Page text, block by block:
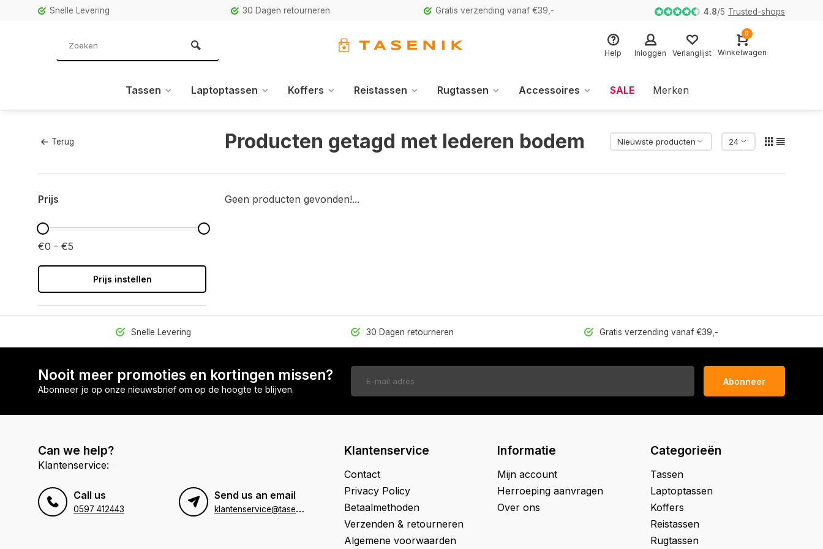
Snelle Levering 30 Dagen retourneren Gratis verzending vanaf €39,- 4.8/5 Trusted-shops
Help Inloggen Verlanglijst
0
Winkelwagen
Tassen Laptoptassen Koffers Reistassen Rugtassen Accessoires SALE Merken
Terug Producten getagd met lederen bodem
Prijs
€0 - €5
Prijs instellen
Geen producten gevonden!...
Snelle Levering 30 Dagen retourneren Gratis verzending vanaf €39,-
Nooit meer promoties en kortingen missen?
Abonneer je op onze nieuwsbrief om op de hoogte te blijven.
Abonneer
Can we help?
Klantenservice:
Call us
0597 412443
Send us an email
k
lantenservice@tasenik.nl
Klantenservice
Contact
Privacy Policy
Betaalmethoden
Verzenden & retourneren
Algemene voorwaarden
Informatie
Mijn account
Herroeping aanvragen
Over ons
Categorieën
Tassen
Laptoptassen
Koffers
Reistassen
Rugtassen